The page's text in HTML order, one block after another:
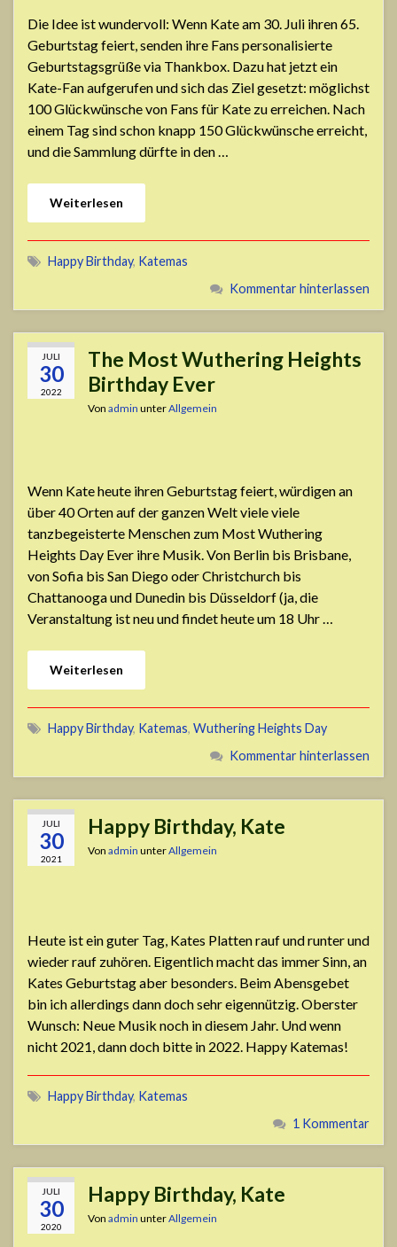
Die Idee ist wundervoll: Wenn Kate am 30. Juli ihren 65.
Geburtstag feiert, senden ihre Fans personalisierte
Geburtstagsgrüße via Thankbox. Dazu hat jetzt ein
Kate-Fan aufgerufen und sich das Ziel gesetzt: möglichst
100 Glückwünsche von Fans für Kate zu erreichen. Nach
einem Tag sind schon knapp 150 Glückwünsche erreicht,
und die Sammlung dürfte in den …
Weiterlesen
Happy Birthday, Katemas
Kommentar hinterlassen
JULI
30
2022
The Most Wuthering Heights
Birthday Ever
Von admin unterAllgemein
Wenn Kate heute ihren Geburtstag feiert, würdigen an
über 40 Orten auf der ganzen Welt viele viele
tanzbegeisterte Menschen zum Most Wuthering
Heights Day Ever ihre Musik. Von Berlin bis Brisbane,
von Sofia bis San Diego oder Christchurch bis
Chattanooga und Dunedin bis Düsseldorf (ja, die
Veranstaltung ist neu und findet heute um 18 Uhr …
Weiterlesen
Happy Birthday, Katemas, Wuthering Heights Day
Kommentar hinterlassen
JULI
30
2021
Happy Birthday, Kate
Von admin unterAllgemein
Heute ist ein guter Tag, Kates Platten rauf und runter und
wieder rauf zuhören. Eigentlich macht das immer Sinn, an
Kates Geburtstag aber besonders. Beim Abensgebet
bin ich allerdings dann doch sehr eigennützig. Oberster
Wunsch: Neue Musik noch in diesem Jahr. Und wenn
nicht 2021, dann doch bitte in 2022. Happy Katemas!
Happy Birthday, Katemas
1 Kommentar
JULI
30
2020
Happy Birthday, Kate
Von admin unterAllgemein